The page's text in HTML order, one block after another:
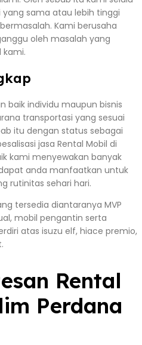
sama atau lebih tinggi
Kami berusaha
oleh masalah yang
kami.
baik individu maupun bisnis
transportasi yang sesuai
itu dengan status sebagai
jasa Rental Mobil di
kami menyewakan banyak
anda manfaatkan untuk
rutinitas sehari hari.
tersedia diantaranya MVP
mobil pengantin serta
atas isuzu elf, hiace premio,
Rental
Perdana